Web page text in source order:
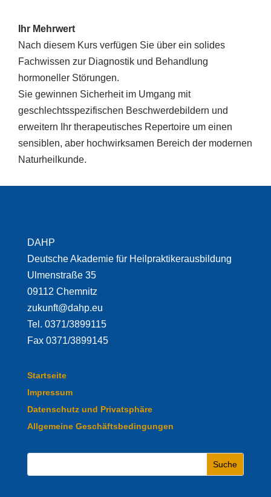
Ihr Mehrwert
Nach diesem Kurs verfügen Sie über ein solides
Fachwissen zur Diagnostik und Behandlung
hormoneller Störungen.
Sie gewinnen Sicherheit im Umgang mit
geschlechtsspezifischen Beschwerdebildern und
erweitern Ihr therapeutisches Repertoire um einen
sensiblen, aber hochwirksamen Bereich der modernen
Naturheilkunde.
DAHP
Deutsche Akademie für Heilpraktikerausbildung
Ulmenstraße 35
09112 Chemnitz
zukunft@dahp.eu
Tel. 0371/3899115
Fax 0371/3899145
Startseite
Impressum
Datenschutz und Privatsphäre
Allgemeine Geschäftsbedingungen